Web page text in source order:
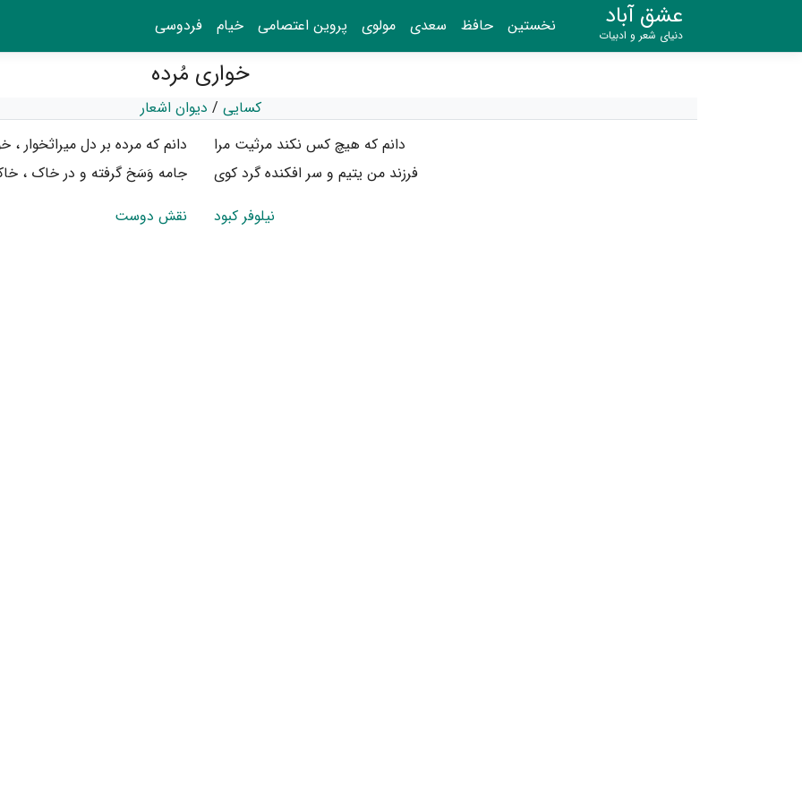
عشق آباد
دنیای شعر و ادبیات نخستین حافظ سعدی مولوی پروین اعتصامی خیام فردوسی
خواری مُرده
کسایی / دیوان اشعار
دانم که هیچ کس نکند مرثیت مرا
دانم که مرده بر دل میراثخوار ،
فرزند من یتیم و سر افکنده گرد کوی
جامه وَسَخ گرفته و در خاک ،
نیلوفر کبود
نقش دوست